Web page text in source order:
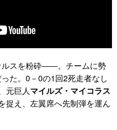
ルスを粉砕――。チームに勢
た。0－0の1回2死走者なし
元巨人マイルズ・マイコラス
捉え、左翼席へ先制弾を運ん